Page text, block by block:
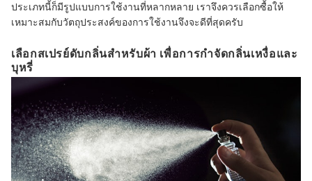
ประเภทนี้ก็มีรูปแบบการใช้งานที่หลากหลาย เราจึงควรเลือกซื้อให้
เหมาะสมกับวัตถุประสงค์ของการใช้งานจึงจะดีที่สุดครับ
เลือกสเปรย์ดับกลิ่นสำหรับผ้า เพื่อการกำจัดกลิ่นเหงื่อและ
บุหรี่